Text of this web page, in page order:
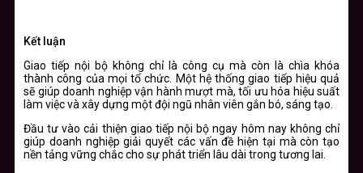
Kết luận
Giao tiếp nội bộ không chỉ là công cụ mà còn là chìa khóa
thành công của mọi tổ chức. Một hệ thống giao tiếp hiệu quả
sẽ giúp doanh nghiệp vận hành mượt mà, tối ưu hóa hiệu suất
làm việc và xây dựng một đội ngũ nhân viên gắn bó, sáng tạo.
Đầu tư vào cải thiện giao tiếp nội bộ ngay hôm nay không chỉ
giúp doanh nghiệp giải quyết các vấn đề hiện tại mà còn tạo
nền tảng vững chắc cho sự phát triển lâu dài trong tương lai.